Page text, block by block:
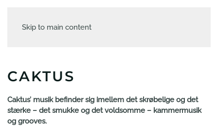
Skip to main content
CAKTUS
Caktus’ musik befinder sig imellem det skrøbelige og det
stærke – det smukke og det voldsomme – kammermusik
og grooves.